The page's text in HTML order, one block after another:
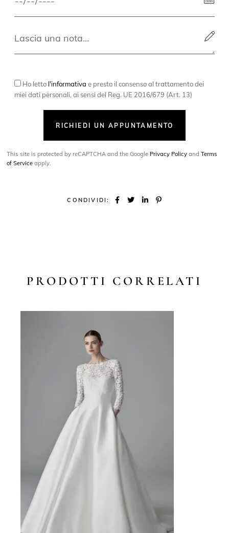
Ho letto l'informativa e presto il consenso al trattamento dei
miei dati personali, ai sensi del Reg. UE 2016/679 (Art. 13)
RICHIEDI UN APPUNTAMENTO
This site is protected by reCAPTCHA and the Google Privacy Policy andTerms
of Service apply.
CONDIVIDI:
PRODOTTI CORRELATI